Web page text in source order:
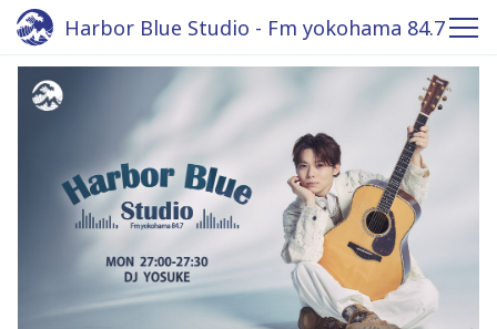
Harbor Blue Studio - Fm yokohama 84.7